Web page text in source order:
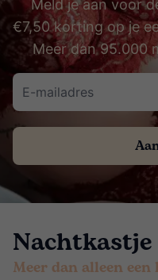
Meld je aan voor
€7,50 korting op je
Meer dan 95.000
Meer dan alleen